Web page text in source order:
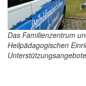
Das Familienzentrum
Heilpädagogischen
Unterstützungsangebote